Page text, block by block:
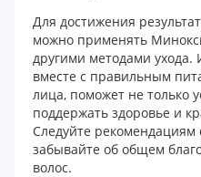
Для достижения
можно применять
другими методами ухода.
вместе с правильным
лица, поможет не только
поддержать здоровье и
Следуйте рекомендациям
забывайте об общем
волос.